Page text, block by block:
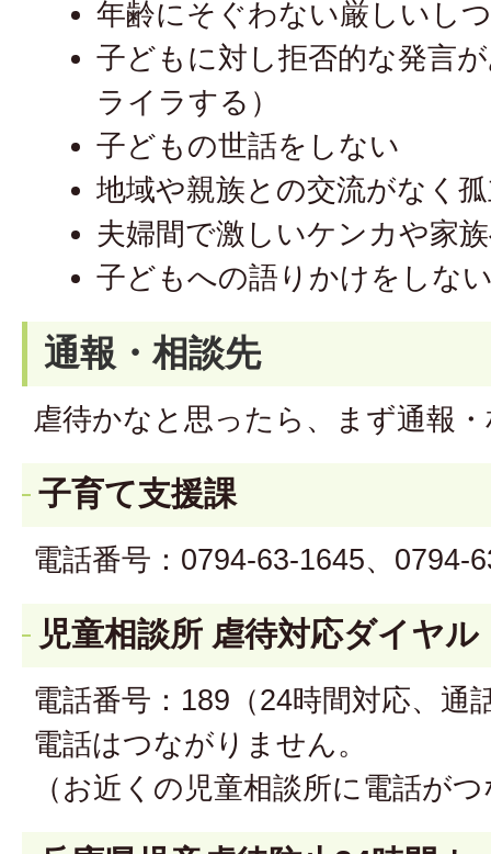
年齢にそぐわない厳しいし
子どもに対し拒否的な発言
ライラする）
子どもの世話をしない
地域や親族との交流がなく
夫婦間で激しいケンカや家
子どもへの語りかけをしな
通報・相談先
虐待かなと思ったら、まず通報
子育て支援課
電話番号：0794-63-1645、0794-
児童相談所 虐待対応ダイヤル
電話番号：189（24時間対応、
電話はつながりません。
（お近くの児童相談所に電話が